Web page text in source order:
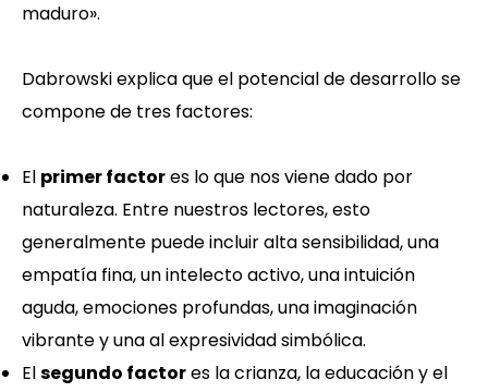
maduro».
Dabrowski explica que el potencial de desarrollo se
compone de tres factores:
El primer factores lo que nos viene dado por
naturaleza. Entre nuestros lectores, esto
generalmente puede incluir alta sensibilidad, una
empatía fina, un intelecto activo, una intuición
aguda, emociones profundas, una imaginación
vibrante y una al expresividad simbólica.
Elsegundo factores la crianza, la educación y el